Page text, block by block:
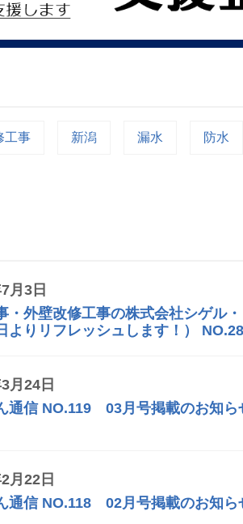
工事 新潟 漏水 防水
月3日
・外壁改修工事の株式会社シゲ
よりリフレッシュします！）
月24日
通信 NO.119 03月号掲載のお知ら
月22日
通信 NO.118 02月号掲載のお知ら